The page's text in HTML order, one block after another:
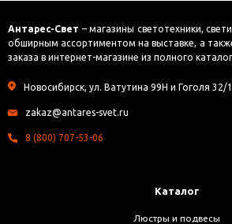
Антарес-Свет – магазины светотехники,
обширным ассортиментом на выставке, а
заказа в интернет-магазине из полного
Новосибирск, ул. Ватутина 99Н и Гоголя 32/1
zakaz@antares-svet.ru
8 (800) 707-53-06
Каталог
Люстры и подвесы